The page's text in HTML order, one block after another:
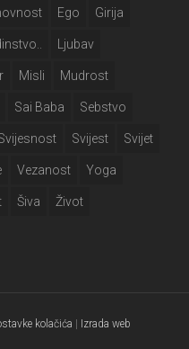
Ego Girija
Ljubav
Misli Mudrost
Sai Baba Sebstvo
Svijest Svijet
Vezanost Yoga
Šiva Život
kolačića
Izrada web